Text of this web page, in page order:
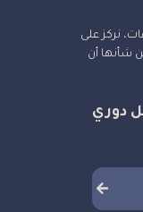
نركز على
شأنها أن
دوري